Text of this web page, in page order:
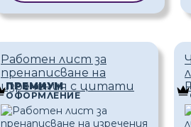
Работен лист за
пренаписване на
изречения с цитати
ПРЕМИУМ
ОФОРМЛЕНИЕ